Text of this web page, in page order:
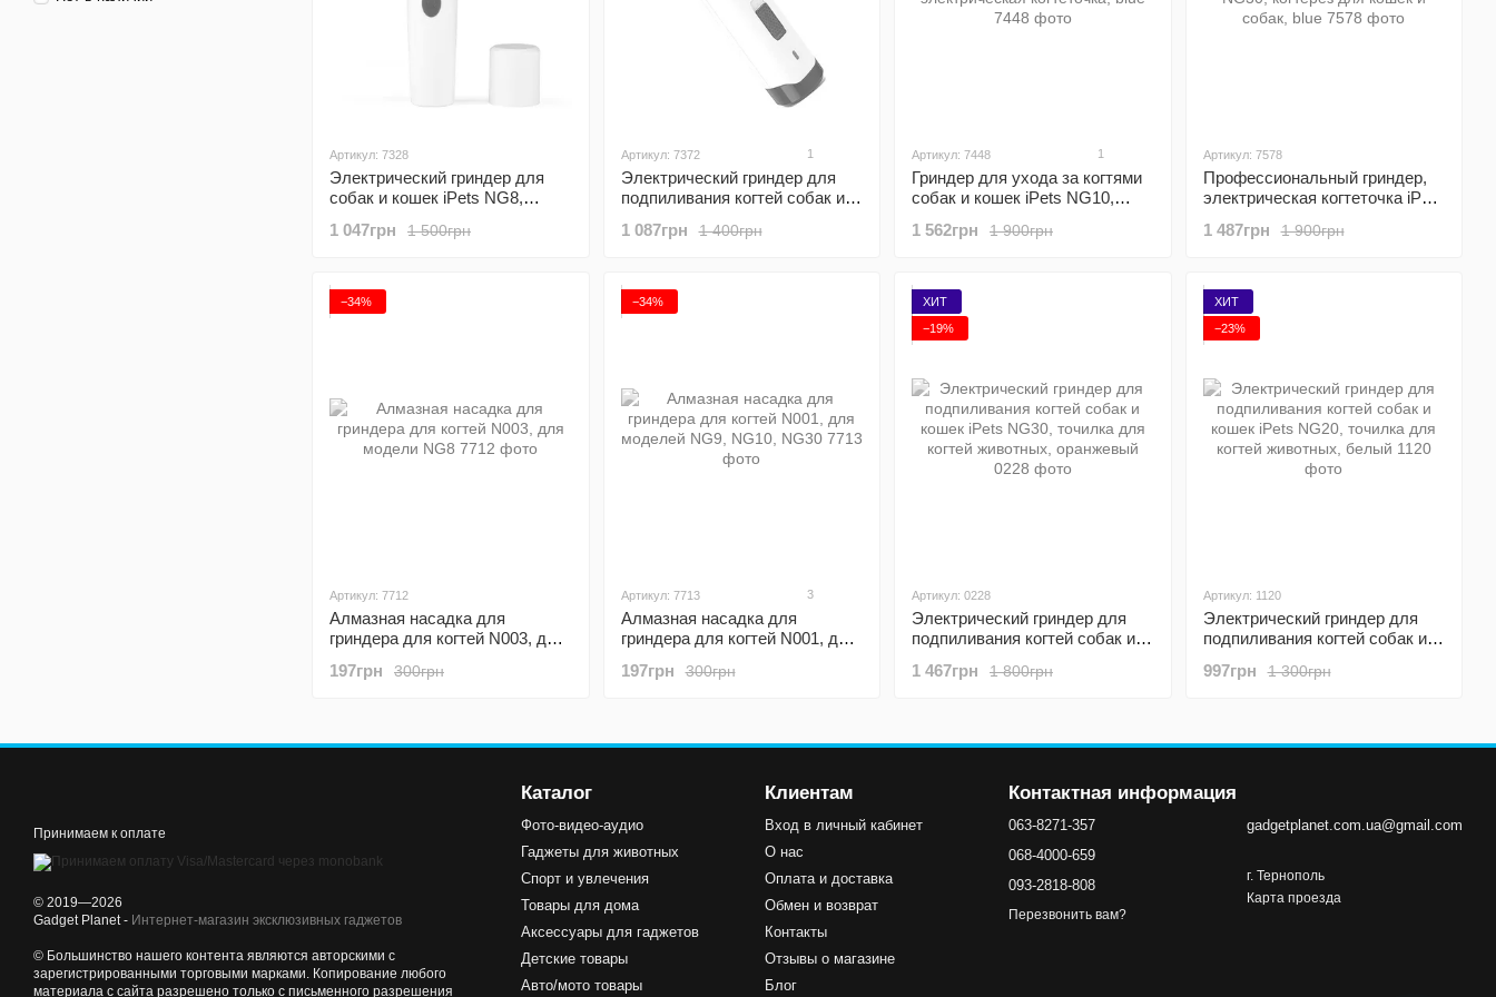
Артикул: 7328
Электрический гриндер для
собак и кошек iPets NG8,
белый
1 500грн
1 047грн
Артикул: 7372 1
Электрический гриндер для
подпиливания когтей собак и
когтей животных, белый
1 400грн
1 087грн
Артикул: 7448 1
Гриндер для ухода за когтями
собак и кошек iPets NG10,
1 900грн
1 562грн
Артикул: 7578
Профессиональный гриндер,
электрическая когтеточка iPets
собак, blue1 900грн
1 487грн
−34%
Артикул: 7712
Алмазная насадка для
гриндера для когтей N003, для
300грн
197грн
−34%
Артикул: 7713 3
Алмазная насадка для
гриндера для когтей N001, для
300грн
197грн
ХИТ
−19%
Артикул: 0228
Электрический гриндер для
подпиливания когтей собак и
когтей животных, оранжевый
1 800грн
1 467грн
ХИТ
−23%
Артикул: 1120
Электрический гриндер для
подпиливания когтей собак и
когтей животных, белый
1 300грн
997грн
Принимаем к оплате
© 2019—2026
Gadget Planet - Интернет-магазин эксклюзивных гаджетов
© Большинство нашего контента являются авторскими с
зарегистрированными торговыми марками. Копирование любого
материала с сайта разрешено только с письменного разрешения
Каталог
Фото-видео-аудио
Гаджеты для животных
Спорт и увлечения
Товары для дома
Аксессуары для гаджетов
Детские товары
Авто/мото товары
Клиентам
Вход в личный кабинет
О нас
Оплата и доставка
Обмен и возврат
Контакты
Отзывы о магазине
Блог
Контактная информация
063-8271-357
068-4000-659
093-2818-808
Перезвонить вам?
gadgetplanet.com.ua@gmail.com
г. Тернополь
Карта проезда